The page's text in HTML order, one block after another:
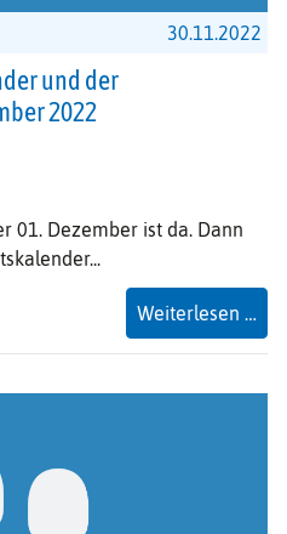
30.11.2022
und der
2022
01. Dezember ist da. Dann
Weiterlesen …
und